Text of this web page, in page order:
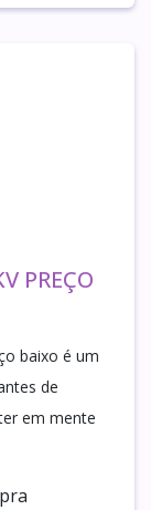
PREÇO
baixo é um
de
em mente